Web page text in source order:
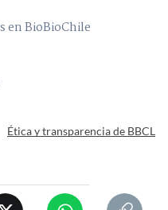
en BioBioChile
Ética y transparencia de BBCL